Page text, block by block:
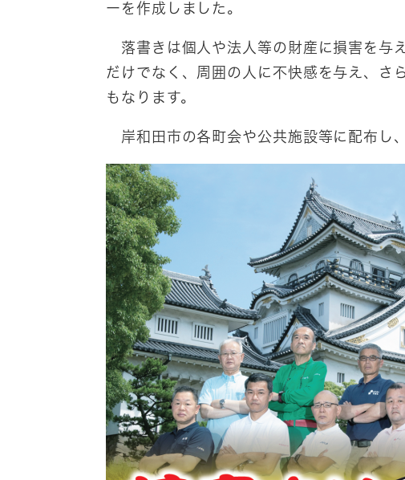
ーを作成しました。
落書きは個人や法人等の財産に損害を与
だけでなく、周囲の人に不快感を与え、さ
もなります。
岸和田市の各町会や公共施設等に配布し